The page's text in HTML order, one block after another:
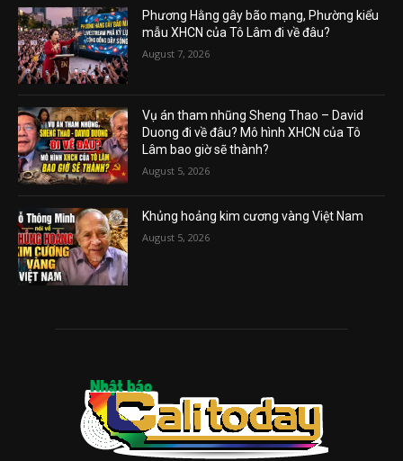
Phương Hằng gây bão mạng, Phường kiểu
mẫu XHCN của Tô Lâm đi về đâu?
August 7, 2026
Vụ án tham nhũng Sheng Thao – David
Duong đi về đâu? Mô hình XHCN của Tô
Lâm bao giờ sẽ thành?
August 5, 2026
Khủng hoảng kim cương vàng Việt Nam
August 5, 2026